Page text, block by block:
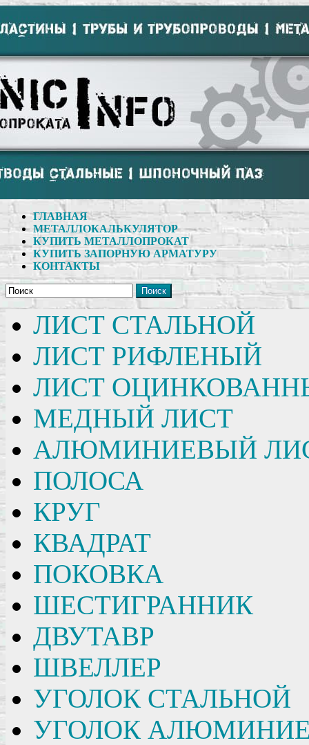
ГЛАВНАЯ
МЕТАЛЛОКАЛЬКУЛЯТОР
КУПИТЬ МЕТАЛЛОПРОКАТ
КУПИТЬ ЗАПОРНУЮ АРМАТУРУ
КОНТАКТЫ
Поиск
ЛИСТ СТАЛЬНОЙ
ЛИСТ РИФЛЕНЫЙ
ЛИСТ
МЕДНЫЙ ЛИСТ
АЛЮМИНИЕВЫЙ
ПОЛОСА
КРУГ
КВАДРАТ
ПОКОВКА
ШЕСТИГРАННИК
ДВУТАВР
ШВЕЛЛЕР
УГОЛОК СТАЛЬНОЙ
УГОЛОК